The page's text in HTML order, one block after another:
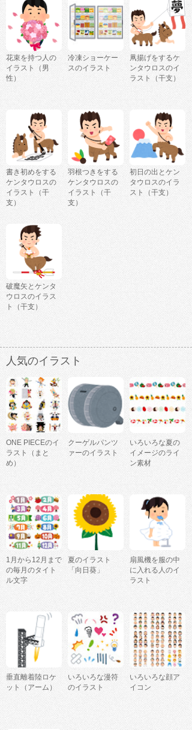
花束を持つ人の
イラスト（男
性）
冷凍ショーケー
スのイラスト
凧揚げをするケ
ンタウロスのイ
ラスト（干支）
書き初めをする
ケンタウロスの
イラスト（干
支）
羽根つきをする
ケンタウロスの
イラスト（干
支）
初日の出とケン
タウロスのイラ
スト（干支）
破魔矢とケンタ
ウロスのイラス
ト（干支）
人気のイラスト
ONE PIECEのイ
ラスト（まと
め）
クーゲルパンツ
ァーのイラスト
いろいろな夏の
イメージのライ
ン素材
1月から12月まで
の毎月のタイト
ル文字
夏のイラスト
「向日葵」
扇風機を服の中
に入れる人のイ
ラスト
垂直離着陸ロケ
ット（アーム）
いろいろな漫符
のイラスト
いろいろな顔ア
イコン